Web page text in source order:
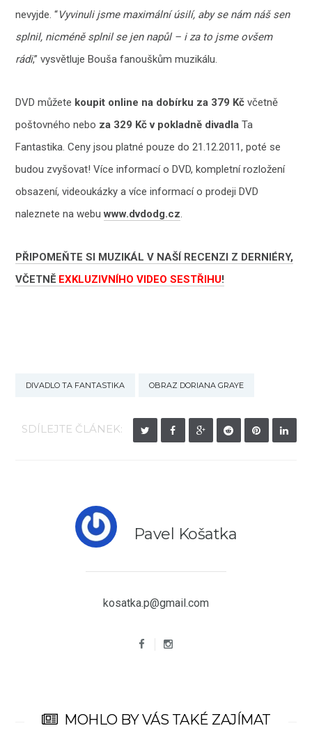
nevyjde. “Vyvinuli jsme maximální úsilí, aby se nám náš sen
splnil, nicméně splnil se jen napůl – i za to jsme ovšem
rádi,” vysvětluje Bouša fanouškům muzikálu.
DVD můžete koupit online na dobírku za 379 Kč včetně
poštovného nebo za 329 Kč v pokladně divadla Ta
Fantastika. Ceny jsou platné pouze do 21.12.2011, poté se
budou zvyšovat! Více informací o DVD, kompletní rozložení
obsazení, videoukázky a více informací o prodeji DVD
naleznete na webuwww.dvdodg.cz.
PŘIPOMEŇTE SI MUZIKÁL V NAŠÍ RECENZI Z DERNIÉRY,
VČETNĚ EXKLUZIVNÍHO VIDEO SESTŘIHU!
DIVADLO TA FANTASTIKA OBRAZ DORIANA GRAYE
SDÍLEJTE ČLÁNEK:
Pavel Košatka
kosatka.p@gmail.com
MOHLO BY VÁS TAKÉ ZAJÍMAT